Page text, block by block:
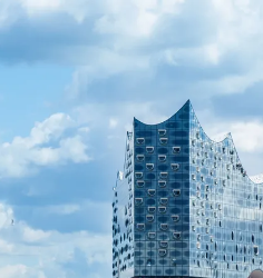
uns Ihnen über Cookies ein
anzeigen. Über „anpassen”
Cookies gespeichert.
akzeptieren.